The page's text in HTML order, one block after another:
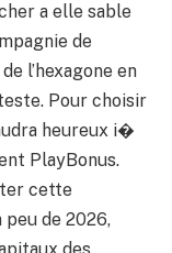
a elle sable
de
l’hexagone en
Pour choisir
heureux i�
PlayBonus.
cette
de 2026,